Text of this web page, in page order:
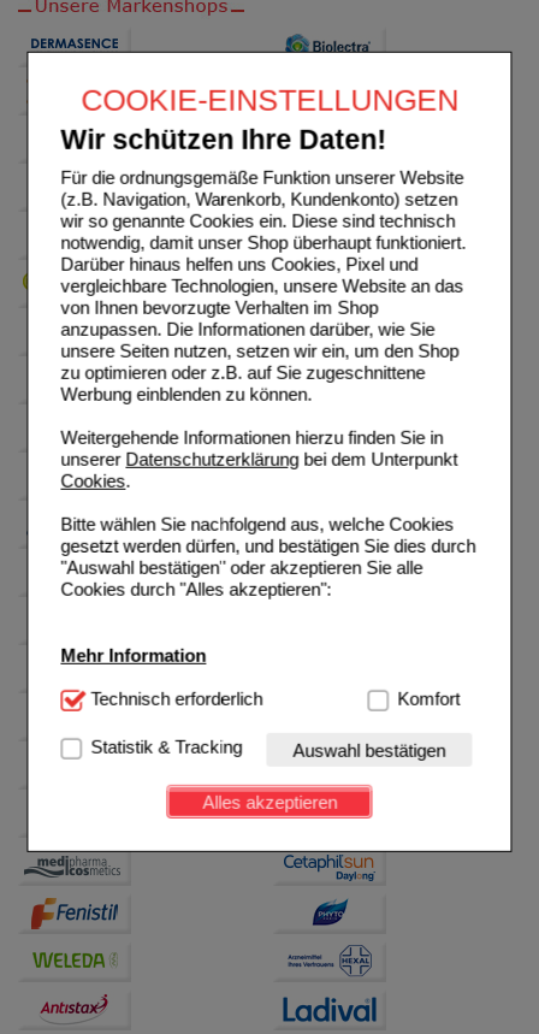
COOKIE-EINSTELLUNGEN
Wir schützen Ihre Daten!
Für die ordnungsgemäße Funktion unserer Website
(z.B. Navigation, Warenkorb, Kundenkonto) setzen
wir so genannte Cookies ein. Diese sind technisch
notwendig, damit unser Shop überhaupt funktioniert.
Darüber hinaus helfen uns Cookies, Pixel und
vergleichbare Technologien, unsere Website an das
von Ihnen bevorzugte Verhalten im Shop
anzupassen. Die Informationen darüber, wie Sie
unsere Seiten nutzen, setzen wir ein, um den Shop
zu optimieren oder z.B. auf Sie zugeschnittene
Werbung einblenden zu können.
Weitergehende Informationen hierzu finden Sie in
unserer Datenschutzerklärungbei dem Unterpunkt
Cookies.
Bitte wählen Sie nachfolgend aus, welche Cookies
gesetzt werden dürfen, und bestätigen Sie dies durch
"Auswahl bestätigen" oder akzeptieren Sie alle
Cookies durch "Alles akzeptieren":
Mehr Information
Technisch Notwendig:Hierbei handelt es sich um
Website notwendig sind (z.B. Navigation, Warenkorb,
Kundenkonto), weshalb auf diese nicht verzichtet
werden kann.
Einkaufserlebnis noch ansprechender zu gestalten,
beispielsweise für die Wiedererkennung des
Besuchers oder unsere Seite an bevorzugte
Verhaltensweisen (z.B. Spracheinstellung)
auch auf Ihre Bedürfnisse zugeschrittene Inhalte
anzuzeigen und unser Partnerprogramm zu
betreiben.
Technisch erforderlich Komfort
Statistik & Tracking Auswahl bestätigen
Alles akzeptieren